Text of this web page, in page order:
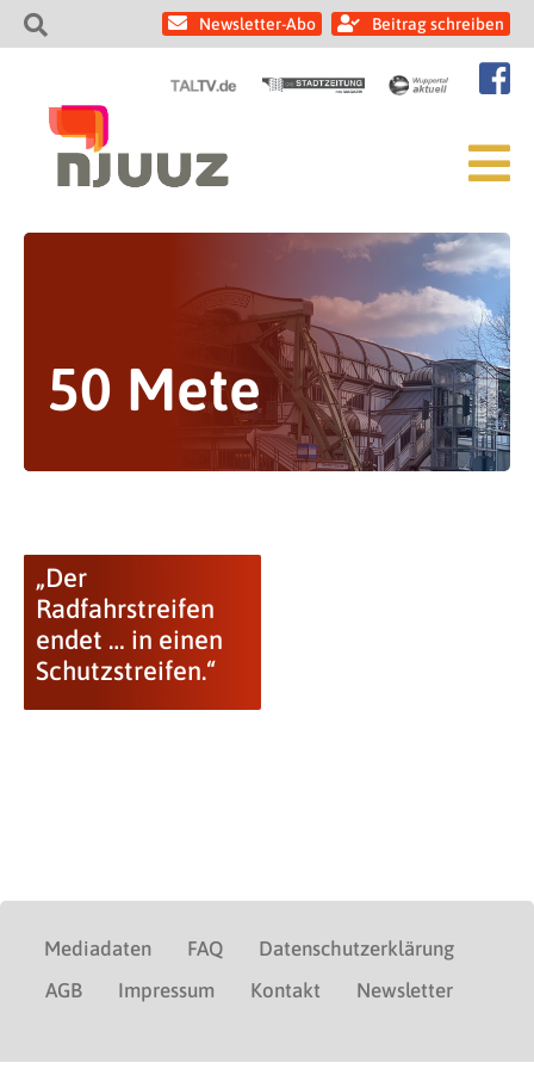
Newsletter-Abo Beitrag schreiben
50 Mete
„Der
Radfahrstreifen
endet … in einen
Schutzstreifen.“
Mediadaten FAQ
Datenschutzerklärung
AGB
Impressum Kontakt Newsletter